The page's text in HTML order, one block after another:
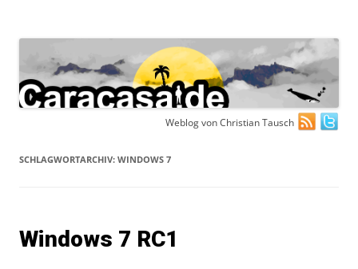
Weblog von Christian Tausch
SCHLAGWORTARCHIV: WINDOWS 7
Windows 7 RC1